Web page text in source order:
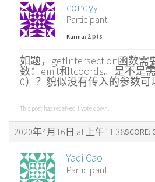
condyy
Participant
Karma: 2 pts
如题，getIntersection函数需
数：emit和tcoords。是不是
0）？貌似没有传入的参数可
This post has received 1 vote down.
2020年4月16日 at 上午11:38SCORE:
Yadi Cao
Participant